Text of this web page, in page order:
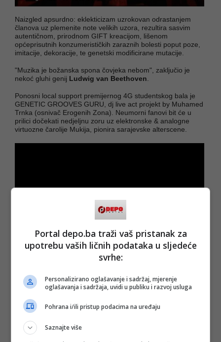
Naizgled apsurdno: eklekticizam uzrokovan odrastanjem
članova uz plemenite note velikih uzora, rezultira sasvim
autentičnom, prirodnom GIFT kreacijom, lišenom
općeprisutnih konzumerističkih zaraznih bolesti poput poze,
imitacije, dekoracije, te genetski modificirane mutacije.
"Muzika je božanska spona čovjeka nebom", zaključio je
nekoć gluhi genij Ludwig van Beethoven
Ponosni local support premijernog 4G studentskog bala je
GENETIC GROOVES GURU, dj live act projekt by Muhamed
Trnka (osnivač Erogenih Zona). Neumorni fanovi bit će u
prilici dočekati nedjeljnu zoru uz elektronske & analogne
virtuozne čarolije Mukija, pionira sarajevske alterscene.
Bal je otvorenog tipa, dobrodošli su ne-studenti kao i ne-
parovi, uz molbu da se poštuje dresscode = no blue jeans!
Portal depo.ba traži vaš pristanak za
upotrebu vaših ličnih podataka u sljedeće
svrhe:
Personalizirano oglašavanje i sadržaj, mjerenje
oglašavanja i sadržaja, uvidi u publiku i razvoj usluga
Pohrana i/ili pristup podacima na uređaju
Saznajte više